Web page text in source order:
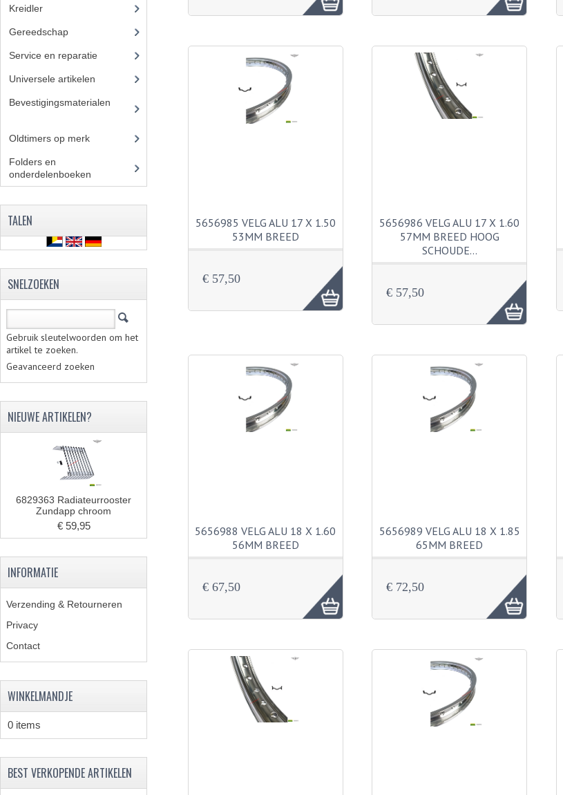
5656985 VELG ALU 17 X 1.50
53MM BREED
€ 57,50
5656986 VELG ALU 17 X 1.60
57MM BREED HOOG
SCHOUDE…
€ 57,50
5656988 VELG ALU 18 X 1.60
56MM BREED
€ 67,50
5656989 VELG ALU 18 X 1.85
65MM BREED
€ 72,50
Kreidler
Gereedschap
Service en reparatie
Universele artikelen
Bevestigingsmaterialen
Oldtimers op merk
Folders en
onderdelenboeken
TALEN
SNELZOEKEN
Gebruik sleutelwoorden om het
artikel te zoeken.
Geavanceerd zoeken
NIEUWE ARTIKELEN?
6829363 Radiateurrooster
Zundapp chroom
€ 59,95
INFORMATIE
Verzending & Retourneren
Privacy
Contact
WINKELMANDJE
0 items
BEST VERKOPENDE ARTIKELEN